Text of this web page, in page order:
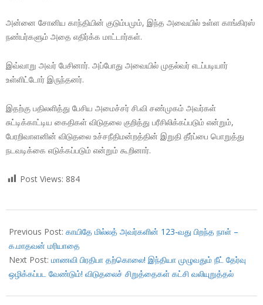
அன்னை சோனிய காந்தியின் குடும்பமும், இந்த அவையில் உள்ள காங்கிரஸ்
நண்பர்களும் அதை எதிர்க்க மாட்டார்கள்.
இவ்வாறு அவர் பேசினார். அப்போது அவையில் முதல்வர் எடப்படியார்
உள்ளிட்டோர் இருந்தனர்.
இதற்கு பதிலளித்து பேசிய அமைச்சர் சி.வி சண்முகம் அவர்கள்
சுட்டிக்காட்டிய கைதிகள் விடுதலை குறித்து பரீசிலிக்கப்படும் என்றும்,
பேரறிவாளனின் விடுதலை உச்சநீதிமன்றத்தின் இறுதி தீர்ப்பை பொறுத்து
நடவடிக்கை எடுக்கப்படும் என்றும் கூறினார்.
Post Views: 884
06-
05
Previous Post: காயிதே மில்லத் அவர்களின் 123-வது பிறந்த நாள் –
க.மாதவன் மரியாதை
Next Post: மாணவி பிரதிபா தற்கொலை! இந்தியா முழுவதும் நீட் தேர்வு
ஒழிக்கப்பட வேண்டும்! விடுதலைச் சிறுத்தைகள் கட்சி வலியுறுத்தல்